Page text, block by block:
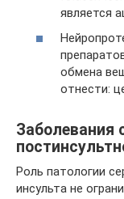
является
обмена
отнести:
Заболевания
Роль патологии
инсульта не